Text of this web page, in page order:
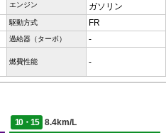
エンジン
ガソリン
駆動方式 FR
過給器（ターボ） -
燃費性能 -
10・15
8.4km/L